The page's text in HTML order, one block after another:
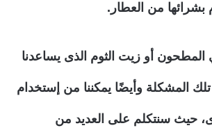
بشرائها من العطار.
المطحون أو زيت الثوم الذى يساعدنا
المشكلة وأيضًا يمكننا من إستخدام
حيث سنتكلم على العديد من